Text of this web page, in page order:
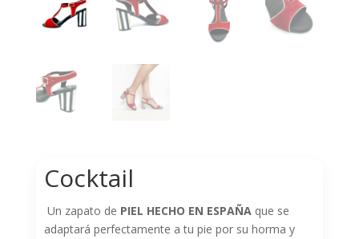
Cocktail
Un zapato de PIEL HECHO EN ESPAÑA que se
adaptará perfectamente a tu pie por su horma y